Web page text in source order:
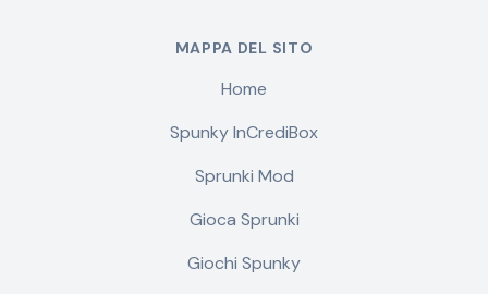
MAPPA DEL SITO
Home
Spunky InCrediBox
Sprunki Mod
Gioca Sprunki
Giochi Spunky